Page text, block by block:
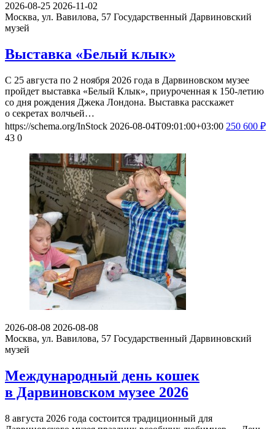
2026-08-25 2026-11-02
Москва, ул. Вавилова, 57 Государственный Дарвиновский
музей
Выставка «Белый клык»
С 25 августа по 2 ноября 2026 года в Дарвиновском музее
пройдет выставка «Белый Клык», приуроченная к 150-летию
со дня рождения Джека Лондона. Выставка расскажет
о секретах волчьей…
https://schema.org/InStock 2026-08-04T09:01:00+03:00 250 600 ₽
43 0
2026-08-08 2026-08-08
Москва, ул. Вавилова, 57 Государственный Дарвиновский
музей
Международный день кошек
в Дарвиновском музее 2026
8 августа 2026 года состоится традиционный для